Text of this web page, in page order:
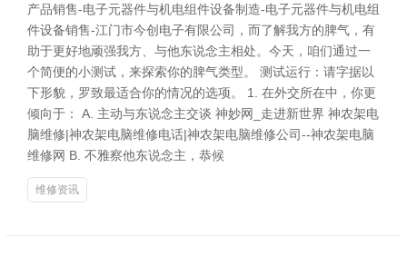
产品销售-电子元器件与机电组件设备制造-电子元器件与机电组
件设备销售-江门市今创电子有限公司，而了解我方的脾气，有
助于更好地顽强我方、与他东说念主相处。今天，咱们通过一
个简便的小测试，来探索你的脾气类型。 测试运行：请字据以
下形貌，罗致最适合你的情况的选项。 1. 在外交所在中，你更
倾向于： A. 主动与东说念主交谈 神妙网_走进新世界 神农架电
脑维修|神农架电脑维修电话|神农架电脑维修公司--神农架电脑
维修网 B. 不雅察他东说念主，恭候
维修资讯